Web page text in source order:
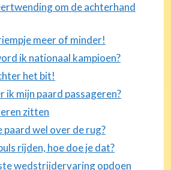
om de achterhand
meer of minder!
ik nationaal kampioen?
het bit!
ik mijn paard passageren?
zitten
paard wel over de rug?
rijden, hoe doe je dat?
wedstrijdervaring opdoen